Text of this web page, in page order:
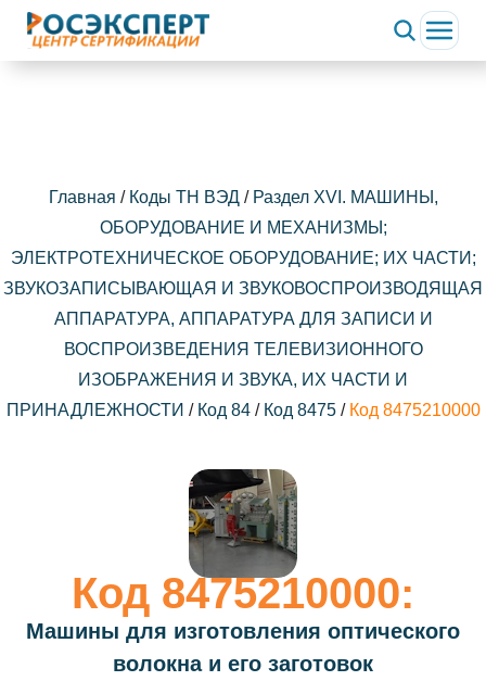
Главная / Коды ТН ВЭД/ Раздел XVI. МАШИНЫ,
ОБОРУДОВАНИЕ И МЕХАНИЗМЫ;
ЭЛЕКТРОТЕХНИЧЕСКОЕ ОБОРУДОВАНИЕ; ИХ ЧАСТИ;
ЗВУКОЗАПИСЫВАЮЩАЯ И ЗВУКОВОСПРОИЗВОДЯЩАЯ
АППАРАТУРА, АППАРАТУРА ДЛЯ ЗАПИСИ И
ВОСПРОИЗВЕДЕНИЯ ТЕЛЕВИЗИОННОГО
ИЗОБРАЖЕНИЯ И ЗВУКА, ИХ ЧАСТИ И
ПРИНАДЛЕЖНОСТИ / Код 84 / Код 8475 / Код 8475210000
Код 8475210000:
Машины для изготовления оптического
волокна и его заготовок